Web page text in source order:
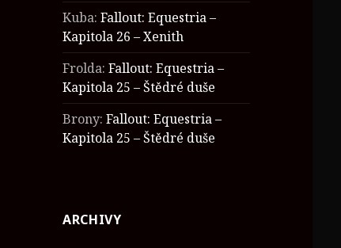
Kuba:Fallout: Equestria –
Kapitola 26 – Xenith
Frolda:Fallout: Equestria –
Kapitola 25 – Štědré duše
Brony:Fallout: Equestria –
Kapitola 25 – Štědré duše
ARCHIVY